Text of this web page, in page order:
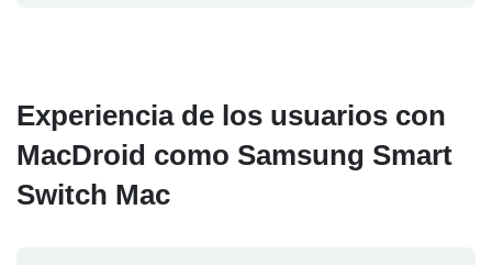
Experiencia de los usuarios con
MacDroid como Samsung Smart
Switch Mac